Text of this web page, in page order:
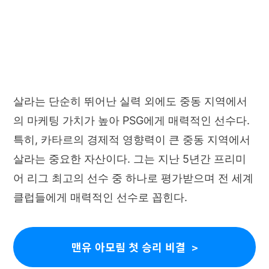
살라는 단순히 뛰어난 실력 외에도 중동 지역에서
의 마케팅 가치가 높아 PSG에게 매력적인 선수다.
특히, 카타르의 경제적 영향력이 큰 중동 지역에서
살라는 중요한 자산이다. 그는 지난 5년간 프리미
어 리그 최고의 선수 중 하나로 평가받으며 전 세계
클럽들에게 매력적인 선수로 꼽힌다.
맨유 아모림 첫 승리 비결